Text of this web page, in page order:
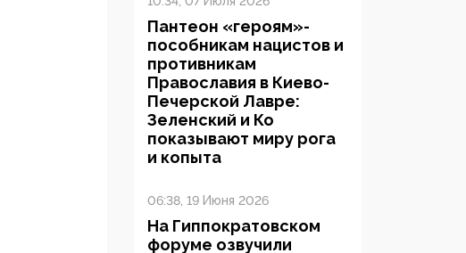
Пантеон «героям»-
пособникам нацистов и
противникам
Православия в Киево-
Печерской Лавре:
Зеленский и Ко
показывают миру рога
и копыта
06:38, 19 Июня 2026
На Гиппократовском
форуме озвучили